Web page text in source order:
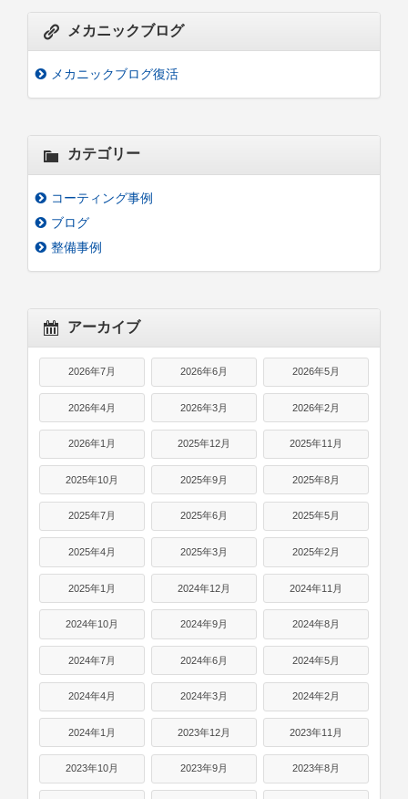
メカニックブログ
メカニックブログ復活
カテゴリー
コーティング事例
ブログ
整備事例
アーカイブ
2026年7月 2026年6月 2026年5月
2026年4月 2026年3月 2026年2月
2026年1月 2025年12月 2025年11月
2025年10月 2025年9月 2025年8月
2025年7月 2025年6月 2025年5月
2025年4月 2025年3月 2025年2月
2025年1月 2024年12月 2024年11月
2024年10月 2024年9月 2024年8月
2024年7月 2024年6月 2024年5月
2024年4月 2024年3月 2024年2月
2024年1月 2023年12月 2023年11月
2023年10月 2023年9月 2023年8月